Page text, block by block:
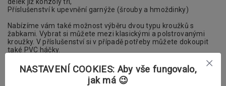
Příslušenství k upevnění garnýže (šrouby a hmoždinky)
Nabízíme vám také možnost výběru dvou typu kroužků s
žabkami. Vybrat si můžete mezi klasickými a polstrovanými
kroužky. V příslušenství si v případě potřeby můžete dokoupit
také PVC háčky.
Záclonové kroužky s žabkami dle vašeho výběru:
NASTAVENÍ COOKIES: Aby vše fungovalo,
jak má 😉